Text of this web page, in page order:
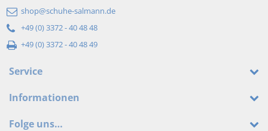
shop@schuhe-salmann.de
+49 (0) 3372 - 40 48 48
+49 (0) 3372 - 40 48 49
Service
Informationen
Folge uns…